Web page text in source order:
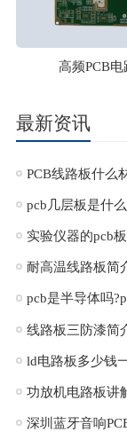
高频PCB电
最新资讯
PCB线路板什么
pcb几层板是什
实验仪器的pcb
耐高温线路板简
pcb是半导体吗
线路板三防漆简
ld电路板多少钱
功放机电路板讲
深圳蓝牙音响